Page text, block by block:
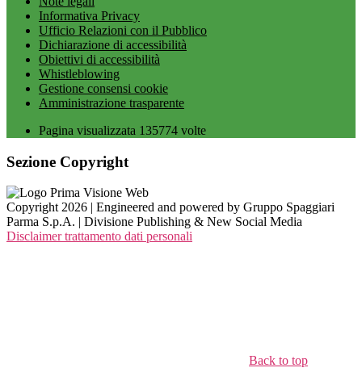
Informativa Privacy
Ufficio Relazioni con il Pubblico
Dichiarazione di accessibilità
Obiettivi di accessibilità
Whistleblowing
Gestione consensi cookie
Amministrazione trasparente
Pagina visualizzata 135774 volte
Sezione Copyright
Copyright 2026 | Engineered and powered by Gruppo Spaggiari
Parma S.p.A. | Divisione Publishing & New Social Media
Disclaimer trattamento dati personali
Back to top